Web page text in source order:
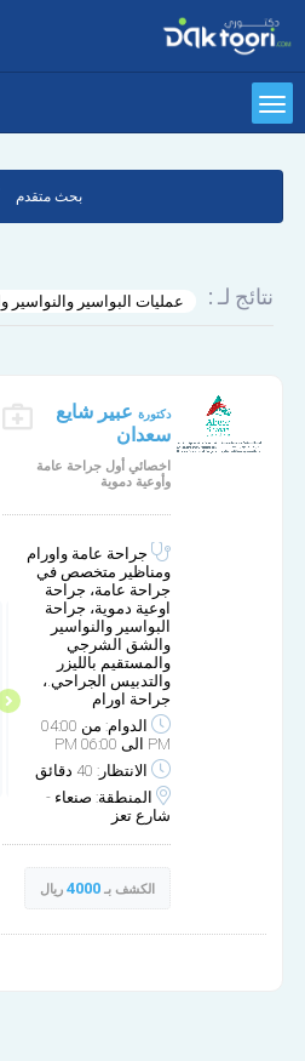
بحث متقدم
نتائج لـ : عمليات البواسير
دكتورة عبير شايع
سعدان
اخصائي أول جراحة عامة
وأوعية دموية
جراحة عامة واورام
ومناظير متخصص في
جراحة عامة، جراحة
اوعية دموية، جراحة
البواسير والنواسير
والشق الشرجي
والمستقيم بالليزر
والتدبيس الجراحي.،
جراحة اورام
الدوام: من 04:00
PM الى 06:00 PM
الانتظار: 40 دقائق
المنطقة: صنعاء -
شارع تعز
الكشف بـ4000 ريال
الأربعاء
9-30
مساء
الخميس
10-1
غير متوفر